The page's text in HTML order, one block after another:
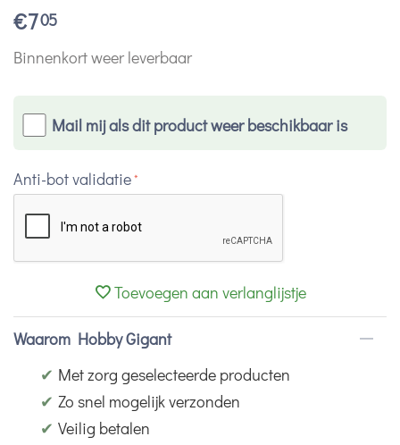
€705
Binnenkort weer leverbaar
Mail mij als dit product weer beschikbaar is
Anti-bot validatie
Toevoegen aan verlanglijstje
Waarom Hobby Gigant
✔ Met zorg geselecteerde producten
✔ Zo snel mogelijk verzonden
✔ Veilig betalen